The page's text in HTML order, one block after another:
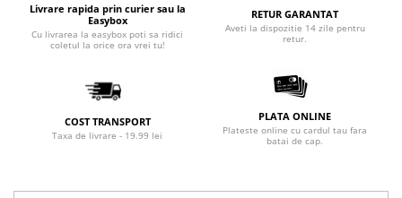
Livrare rapida prin curier sau la
Easybox
Cu livrarea la easybox poti sa ridici
coletul la orice ora vrei tu!
RETUR GARANTAT
Aveti la dispozitie 14 zile pentru
retur.
COST TRANSPORT
Taxa de livrare - 19.99 lei
PLATA ONLINE
Plateste online cu cardul tau fara
batai de cap.